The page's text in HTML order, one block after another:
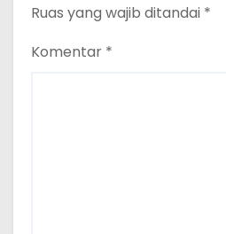
Ruas yang wajib ditandai *
Komentar *